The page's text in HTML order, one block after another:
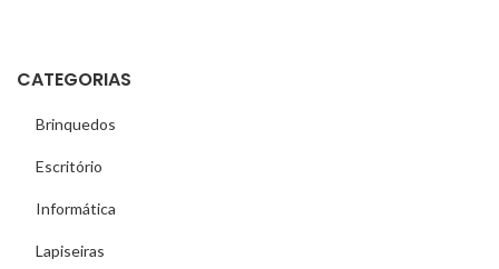
CATEGORIAS
Brinquedos
Escritório
Informática
Lapiseiras